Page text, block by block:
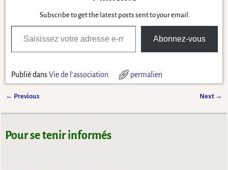
Subscribe to get the latest posts sent to your email.
Abonnez-vous
Publié dans Vie de l'association permalien
← Previous Next →
Pour se tenir informés